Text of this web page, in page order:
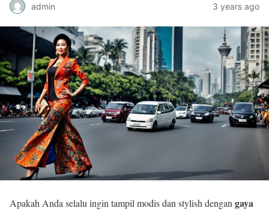
admin 3 years ago
Apakah Anda selalu ingin tampil modis dan stylish dengan gaya